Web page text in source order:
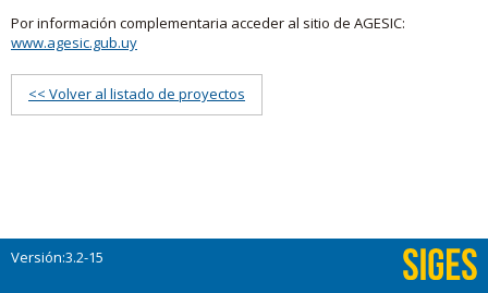
Por información complementaria acceder al sitio de AGESIC:
www.agesic.gub.uy
<< Volver al listado de proyectos
Versión:3.2-15